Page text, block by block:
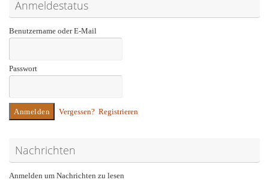
Anmeldestatus
Benutzername oder E-Mail
Passwort
Vergessen? Registrieren
Nachrichten
Anmelden um Nachrichten zu lesen